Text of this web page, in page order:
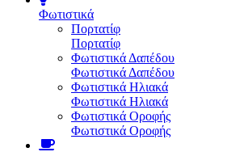
Φωτιστικά
Πορτατίφ
Πορτατίφ
Φωτιστικά Δαπέδου
Φωτιστικά Δαπέδου
Φωτιστικά Ηλιακά
Φωτιστικά Ηλιακά
Φωτιστικά Οροφής
Φωτιστικά Οροφής